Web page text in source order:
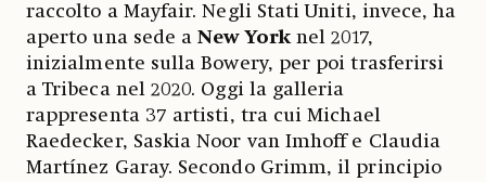
raccolto a Mayfair. Negli Stati Uniti, invece, ha
aperto una sede a New York nel 2017,
inizialmente sulla Bowery, per poi trasferirsi
a Tribeca nel 2020. Oggi la galleria
rappresenta 37 artisti, tra cui Michael
Raedecker, Saskia Noor van Imhoff e Claudia
Martínez Garay. Secondo Grimm, il principio